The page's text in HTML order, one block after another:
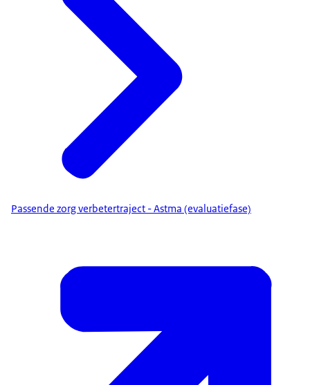
Passende zorg verbetertraject - Astma (evaluatiefase)